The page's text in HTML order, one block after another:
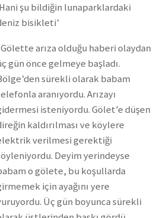
şu bildiğin lunaparklardaki
bisikleti’
arıza olduğu haberi olaydan
gün önce gelmeye başladı.
sürekli olarak babam
aranıyordu. Arızayı
isteniyordu. Gölet’e düşen
kaldırılması ve köylere
verilmesi gerektiği
Deyim yerindeyse
o gölete, bu koşullarda
için ayağını yere
Üç gün boyunca sürekli